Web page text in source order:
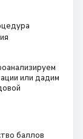
или дадим
баллов